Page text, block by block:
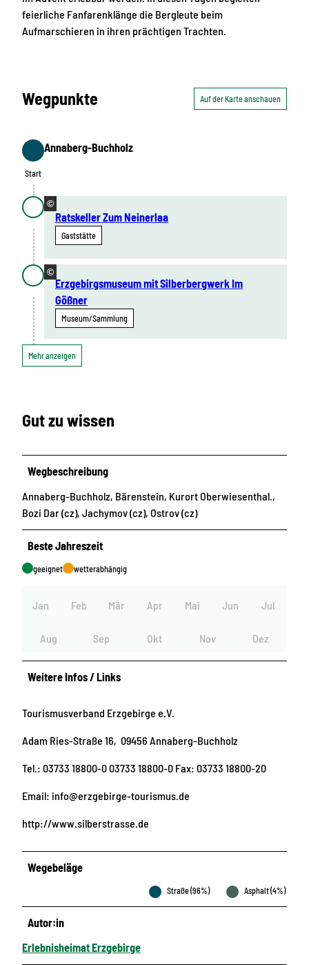
feierliche Fanfarenklänge die Bergleute beim
Aufmarschieren in ihren prächtigen Trachten.
Wegpunkte Auf der Karte anschauen
Start
Start
Annaberg-Buchholz
©
Ratskeller Zum Neinerlaa
Gaststätte
©
Erzgebirgsmuseum mit Silberbergwerk Im
Gößner
Museum/Sammlung
Mehr anzeigen
Gut zu wissen
Wegbeschreibung
Annaberg-Buchholz, Bärenstein, Kurort Oberwiesenthal.,
Bozi Dar (cz), Jachymov (cz), Ostrov (cz)
Beste Jahreszeit
geeignet wetterabhängig
Jan Feb Mär Apr Mai Jun Jul
Aug Sep Okt Nov Dez
Weitere Infos / Links
Tourismusverband Erzgebirge e.V.
Adam Ries-Straße 16, 09456 Annaberg-Buchholz
Tel.: 03733 18800-0 03733 18800-0 Fax: 03733 18800-20
Email: info@erzgebirge-tourismus.de
http://www.silberstrasse.de
Wegebeläge
Straße (96%) Asphalt (4%)
Autor:in
Erlebnisheimat Erzgebirge